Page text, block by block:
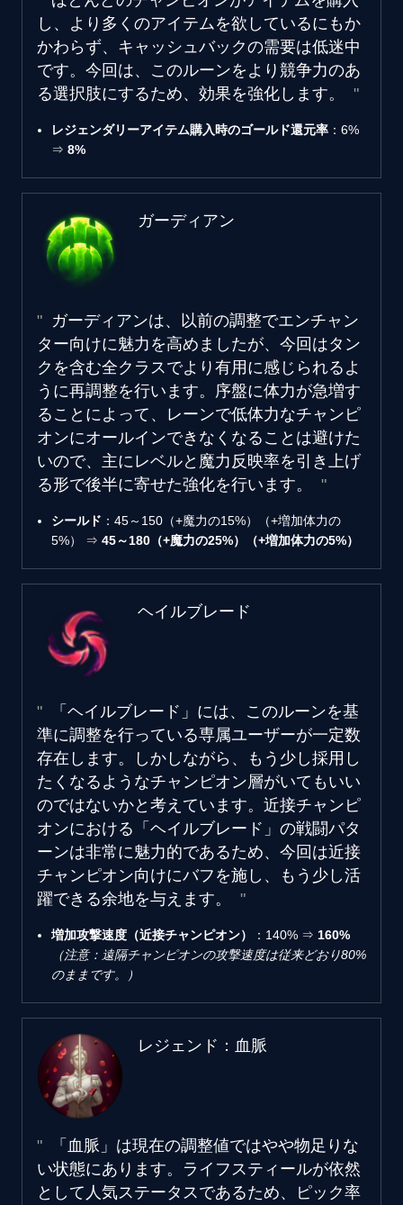
し、より多くのアイテムを欲しているにもか
かわらず、キャッシュバックの需要は低迷中
です。今回は、このルーンをより競争力のあ
る選択肢にするため、効果を強化します。
レジェンダリーアイテム購入時のゴールド還元率 ：6%
⇒ 8%
ガーディアン
ガーディアンは、以前の調整でエンチャン
ター向けに魅力を高めましたが、今回はタン
クを含む全クラスでより有用に感じられるよ
うに再調整を行います。序盤に体力が急増す
ることによって、レーンで低体力なチャンピ
オンにオールインできなくなることは避けた
いので、主にレベルと魔力反映率を引き上げ
る形で後半に寄せた強化を行います。
シールド ：45～150（+魔力の15%）（+増加体力の
5%） ⇒ 45～180（+魔力の25%）（+増加体力の5%）
ヘイルブレード
「ヘイルブレード」には、このルーンを基
準に調整を行っている専属ユーザーが一定数
存在します。しかしながら、もう少し採用し
たくなるようなチャンピオン層がいてもいい
のではないかと考えています。近接チャンピ
オンにおける「ヘイルブレード」の戦闘パタ
ーンは非常に魅力的であるため、今回は近接
チャンピオン向けにバフを施し、もう少し活
躍できる余地を与えます。
増加攻撃速度（近接チャンピオン） ：140% ⇒ 160%
（注意：遠隔チャンピオンの攻撃速度は従来どおり80%
のままです。）
レジェンド：血脈
「血脈」は現在の調整値ではやや物足りな
い状態にあります。ライフスティールが依然
として人気ステータスであるため、ピック率